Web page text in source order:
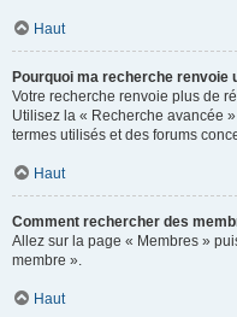
Haut
Pourquoi ma recherche renvoie
Votre recherche renvoie plus de
Utilisez la « Recherche avancée
termes utilisés et des forums
Haut
Comment rechercher des
Allez sur la page « Membres »
membre ».
Haut